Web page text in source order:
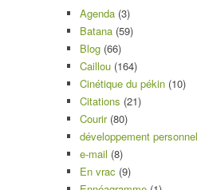
Agenda (3)
Batana (59)
Blog (66)
Caillou (164)
Cinétique du pékin (10)
Citations (21)
Courir(80)
développement personnel
e-mail (8)
En vrac (9)